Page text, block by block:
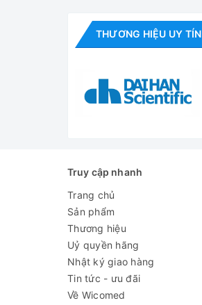
THƯƠNG HIỆU UY TÍN
Truy cập nhanh
Trang chủ
Sản phẩm
Thương hiệu
Uỷ quyền hãng
Nhật ký giao hàng
Tin tức - ưu đãi
Về Wicomed